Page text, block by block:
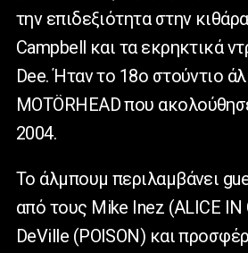
την επιδεξιότητα στην
Campbell και τα εκρηκτικά
Dee. Ήταν το 18ο στούντιο
MOTÖRHEAD που
2004.
Το άλμπουμ περιλαμβάνει
από τους Mike Inez (ALICE IN
DeVille (POISON) και